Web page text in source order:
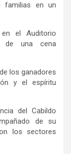
familias en un
en el Auditorio
de una cena
los ganadores
y el espíritu
del Cabildo
de su
los sectores